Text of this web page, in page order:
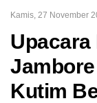
Kamis, 27 November
Upacara
Kutim